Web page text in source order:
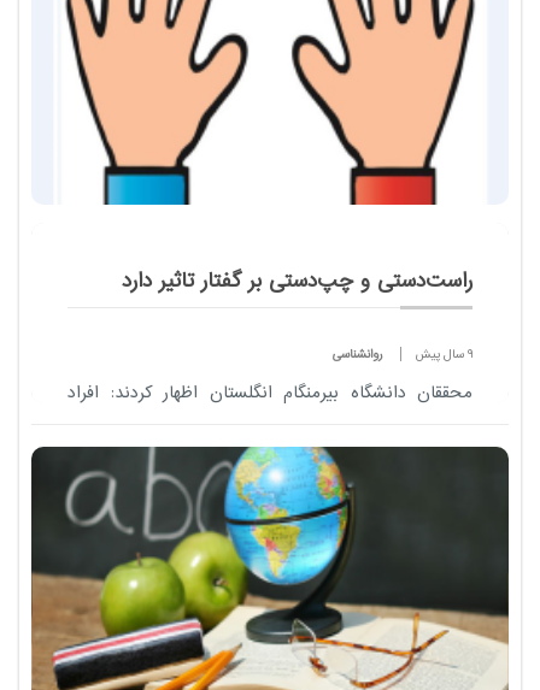
راست‌دستی و چپ‌دستی بر گفتار تاثیر دارد
9 سال پیش روانشناسی
محققان دانشگاه بیرمنگام انگلستان اظهار کردند: افراد
دست هستند و شاید علت این مورد بیشتر بودن جمعیت